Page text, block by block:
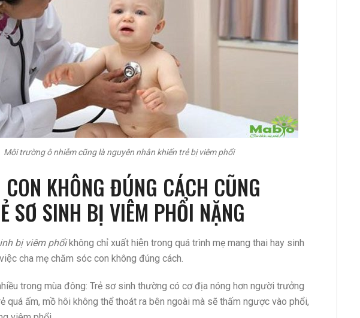
Môi trường ô nhiễm cũng là nguyên nhân khiến trẻ bị viêm phổi
KHÔNG ĐÚNG CÁCH CŨNG
SƠ SINH BỊ VIÊM PHỔI NẶNG
bị viêm phổikhông chỉ xuất hiện trong quá trình mẹ mang thai hay sinh
cha mẹ chăm sóc con không đúng cách.
trong mùa đông: Trẻ sơ sinh thường có cơ địa nóng hơn người trưởng
quá ấm, mồ hôi không thể thoát ra bên ngoài mà sẽ thấm ngược vào phổi,